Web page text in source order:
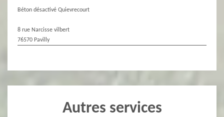
Béton désactivé Quievrecourt
8 rue Narcisse vilbert
76570 Pavilly
Autres services